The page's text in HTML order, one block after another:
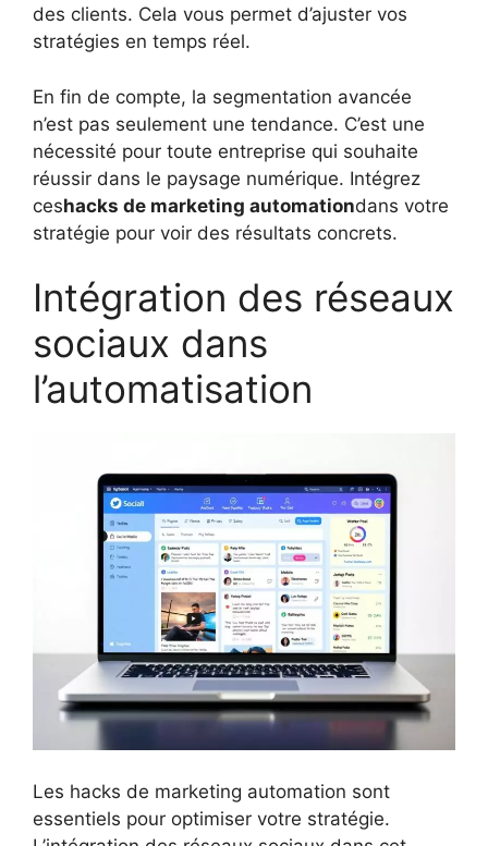
des clients. Cela vous permet d’ajuster vos
stratégies en temps réel.
En fin de compte, la segmentation avancée
n’est pas seulement une tendance. C’est une
nécessité pour toute entreprise qui souhaite
réussir dans le paysage numérique. Intégrez
ceshacks de marketing automationdans votre
stratégie pour voir des résultats concrets.
Intégration des réseaux
sociaux dans
l’automatisation
Les hacks de marketing automation sont
essentiels pour optimiser votre stratégie.